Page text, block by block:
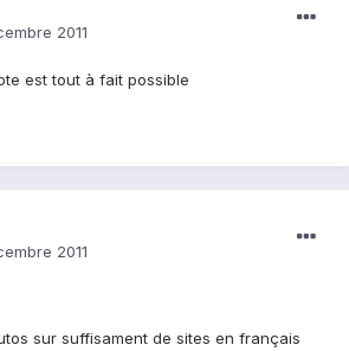
2011
est tout à fait possible
2011
sur suffisament de sites en français